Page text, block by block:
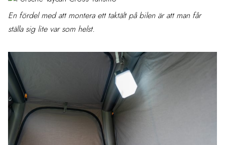
En fördel med att montera ett taktält på bilen är att man får
ställa sig lite var som helst.